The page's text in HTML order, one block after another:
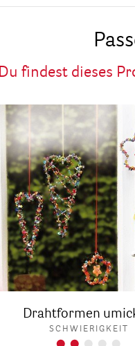
Du findest dieses
Drahtformen
SCHWIERIGKEIT